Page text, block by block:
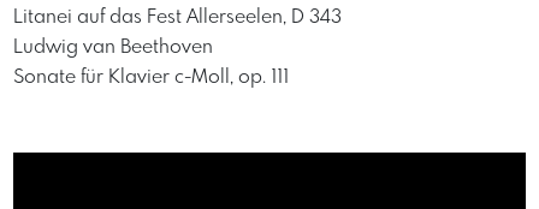
Litanei auf das Fest Allerseelen, D 343
Ludwig van Beethoven
Sonate für Klavier c-Moll, op. 111